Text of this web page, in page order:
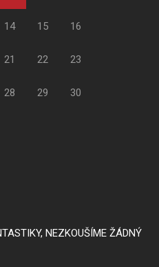
14 15 16
21 22 23
28 29 30
NEZKOUŠÍME ŽÁDNÝ